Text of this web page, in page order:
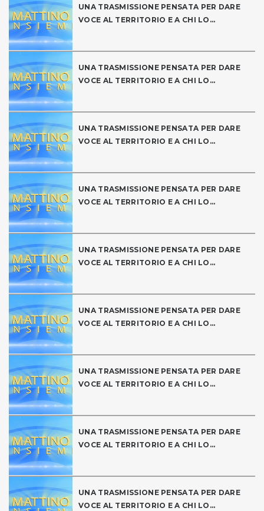
UNA TRASMISSIONE PENSATA PER DARE
VOCE AL TERRITORIO E A CHI LO...
UNA TRASMISSIONE PENSATA PER DARE
VOCE AL TERRITORIO E A CHI LO...
UNA TRASMISSIONE PENSATA PER DARE
VOCE AL TERRITORIO E A CHI LO...
UNA TRASMISSIONE PENSATA PER DARE
VOCE AL TERRITORIO E A CHI LO...
UNA TRASMISSIONE PENSATA PER DARE
VOCE AL TERRITORIO E A CHI LO...
UNA TRASMISSIONE PENSATA PER DARE
VOCE AL TERRITORIO E A CHI LO...
UNA TRASMISSIONE PENSATA PER DARE
VOCE AL TERRITORIO E A CHI LO...
UNA TRASMISSIONE PENSATA PER DARE
VOCE AL TERRITORIO E A CHI LO...
UNA TRASMISSIONE PENSATA PER DARE
VOCE AL TERRITORIO E A CHI LO...